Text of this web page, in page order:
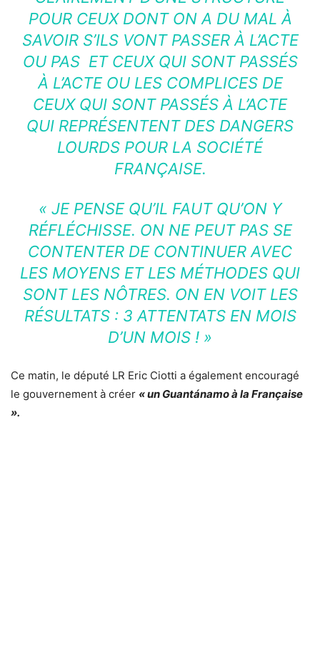
POUR CEUX DONT ON A DU MAL À
SAVOIR S’ILS VONT PASSER À L’ACTE
OU PAS ET CEUX QUI SONT PASSÉS
À L’ACTE OU LES COMPLICES DE
CEUX QUI SONT PASSÉS À L’ACTE
QUI REPRÉSENTENT DES DANGERS
LOURDS POUR LA SOCIÉTÉ
FRANÇAISE.
« JE PENSE QU’IL FAUT QU’ON Y
RÉFLÉCHISSE. ON NE PEUT PAS SE
CONTENTER DE CONTINUER AVEC
LES MOYENS ET LES MÉTHODES QUI
SONT LES NÔTRES. ON EN VOIT LES
RÉSULTATS : 3 ATTENTATS EN MOIS
D’UN MOIS ! »
Ce matin, le député LR Eric Ciotti a également encouragé
le gouvernement à créer « un Guantánamo à la Française
».